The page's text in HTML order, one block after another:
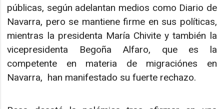
públicas, según adelantan medios como Diario de
Navarra, pero se mantiene firme en sus políticas,
mientras la presidenta María Chivite y también la
vicepresidenta Begoña Alfaro, que es la
competente en materia de migraciónes en
Navarra, han manifestado su fuerte rechazo.